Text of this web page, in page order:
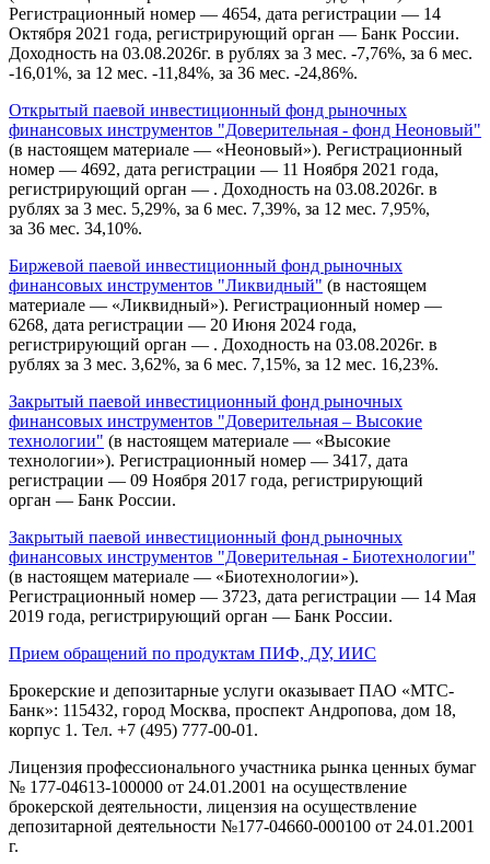
Регистрационный номер — 4654, дата регистрации — 14
Октября 2021 года, регистрирующий орган — Банк России.
Доходность на 03.08.2026г. в рублях за 3 мес. -7,76%, за 6 мес.
-16,01%, за 12 мес. -11,84%, за 36 мес. -24,86%.
Открытый паевой инвестиционный фонд рыночных
финансовых инструментов "Доверительная - фонд Неоновый"
(в настоящем материале — «Неоновый»). Регистрационный
номер — 4692, дата регистрации — 11 Ноября 2021 года,
регистрирующий орган — . Доходность на 03.08.2026г. в
рублях за 3 мес. 5,29%, за 6 мес. 7,39%, за 12 мес. 7,95%,
за 36 мес. 34,10%.
Биржевой паевой инвестиционный фонд рыночных
финансовых инструментов "Ликвидный" (в настоящем
материале — «Ликвидный»). Регистрационный номер —
6268, дата регистрации — 20 Июня 2024 года,
регистрирующий орган — . Доходность на 03.08.2026г. в
рублях за 3 мес. 3,62%, за 6 мес. 7,15%, за 12 мес. 16,23%.
Закрытый паевой инвестиционный фонд рыночных
финансовых инструментов "Доверительная – Высокие
технологии" (в настоящем материале — «Высокие
технологии»). Регистрационный номер — 3417, дата
регистрации — 09 Ноября 2017 года, регистрирующий
орган — Банк России.
Закрытый паевой инвестиционный фонд рыночных
финансовых инструментов "Доверительная - Биотехнологии"
(в настоящем материале — «Биотехнологии»).
Регистрационный номер — 3723, дата регистрации — 14 Мая
2019 года, регистрирующий орган — Банк России.
Прием обращений по продуктам ПИФ, ДУ, ИИС
Брокерские и депозитарные услуги оказывает ПАО «МТС-
Банк»: 115432, город Москва, проспект Андропова, дом 18,
корпус 1. Тел. +7 (495) 777-00-01.
Лицензия профессионального участника рынка ценных бумаг
№ 177-04613-100000 от 24.01.2001 на осуществление
брокерской деятельности, лицензия на осуществление
депозитарной деятельности №177-04660-000100 от 24.01.2001
г.